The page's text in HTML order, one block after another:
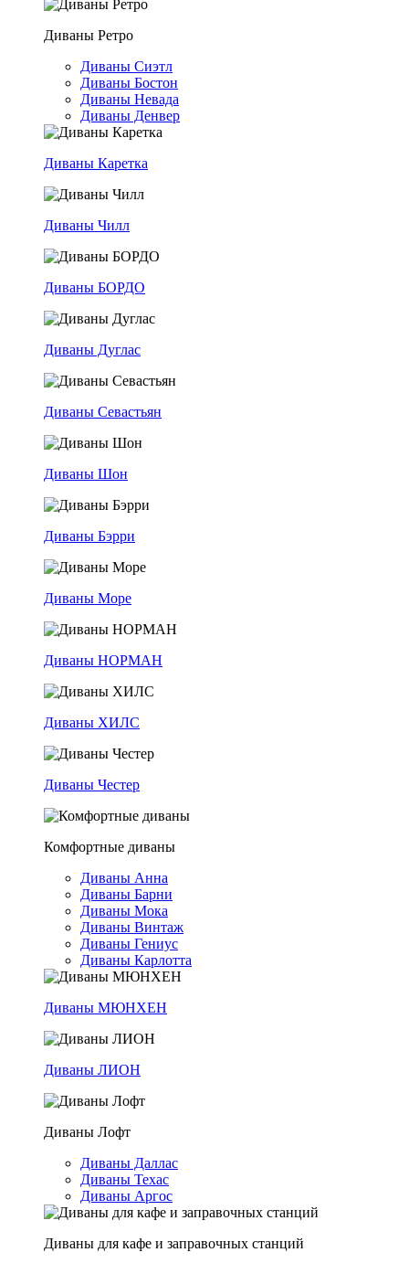
Диваны Ретро
Диваны Сиэтл
Диваны Бостон
Диваны Невада
Диваны Денвер
Диваны Каретка
Диваны Чилл
Диваны БОРДО
Диваны Дуглас
Диваны Севастьян
Диваны Шон
Диваны Бэрри
Диваны Море
Диваны НОРМАН
Диваны ХИЛС
Диваны Честер
Комфортные диваны
Диваны Анна
Диваны Барни
Диваны Мока
Диваны Винтаж
Диваны Гениус
Диваны Карлотта
Диваны МЮНХЕН
Диваны ЛИОН
Диваны Лофт
Диваны Даллас
Диваны Техас
Диваны Аргос
Диваны для кафе и заправочных станций